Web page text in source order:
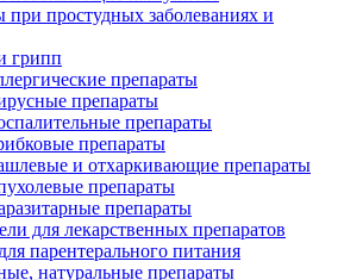
при простудных заболеваниях и
грипп
препараты
препараты
препараты
препараты
и отхаркивающие препараты
препараты
препараты
для лекарственных препаратов
парентерального питания
натуральные препараты